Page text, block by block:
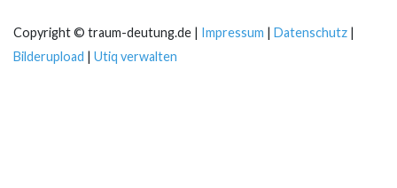
Copyright © traum-deutung.de | Impressum | Datenschutz |
Bilderupload | Utiq verwalten